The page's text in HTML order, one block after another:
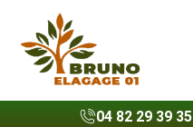
04 82 29 39 35